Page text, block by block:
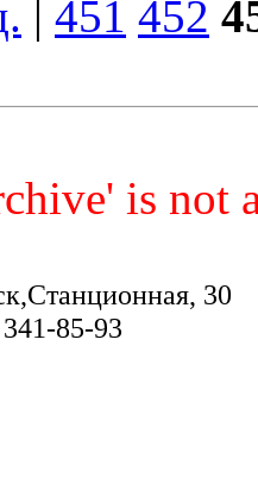
| 451 452
is not
30
85-93